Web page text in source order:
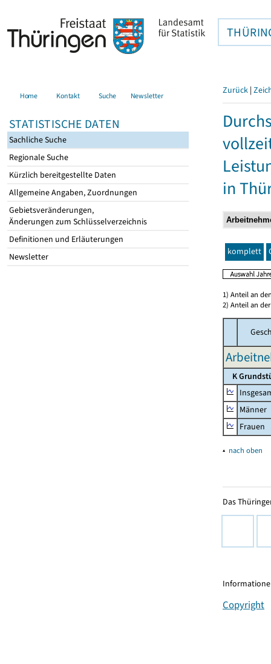
Home Kontakt Suche Newsletter
STATISTISCHE DATEN
Sachliche Suche
Regionale Suche
Kürzlich bereitgestellte Daten
Allgemeine Angaben, Zuordnungen
Gebietsveränderungen,
Änderungen zum Schlüsselverzeichnis
Definitionen und Erläuterungen
Newsletter
Zurück |
in
komplett
1) Anteil an
2) Anteil an
K
Männer
Frauen
▴ nach oben
Das
Copyright